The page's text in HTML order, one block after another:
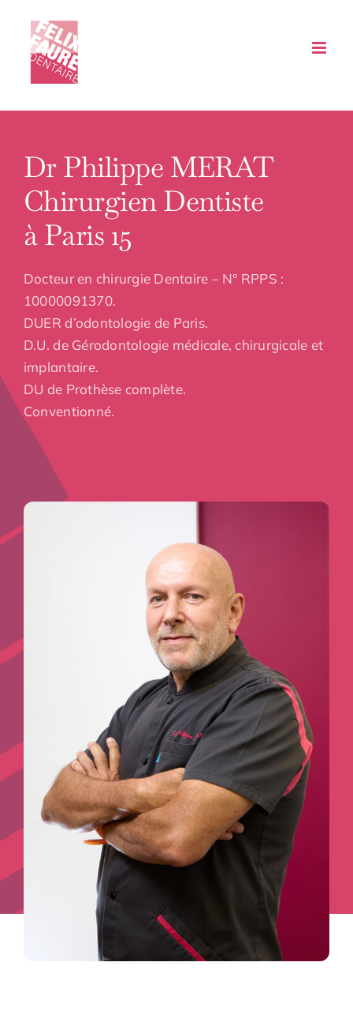
contenu
Dr Philippe MERAT
Chirurgien Dentiste
à Paris 15
Docteur en chirurgie Dentaire – N° RPPS :
10000091370.
DUER d’odontologie de Paris.
D.U. de Gérodontologie médicale, chirurgicale et
implantaire.
DU de Prothèse complète.
Conventionné.